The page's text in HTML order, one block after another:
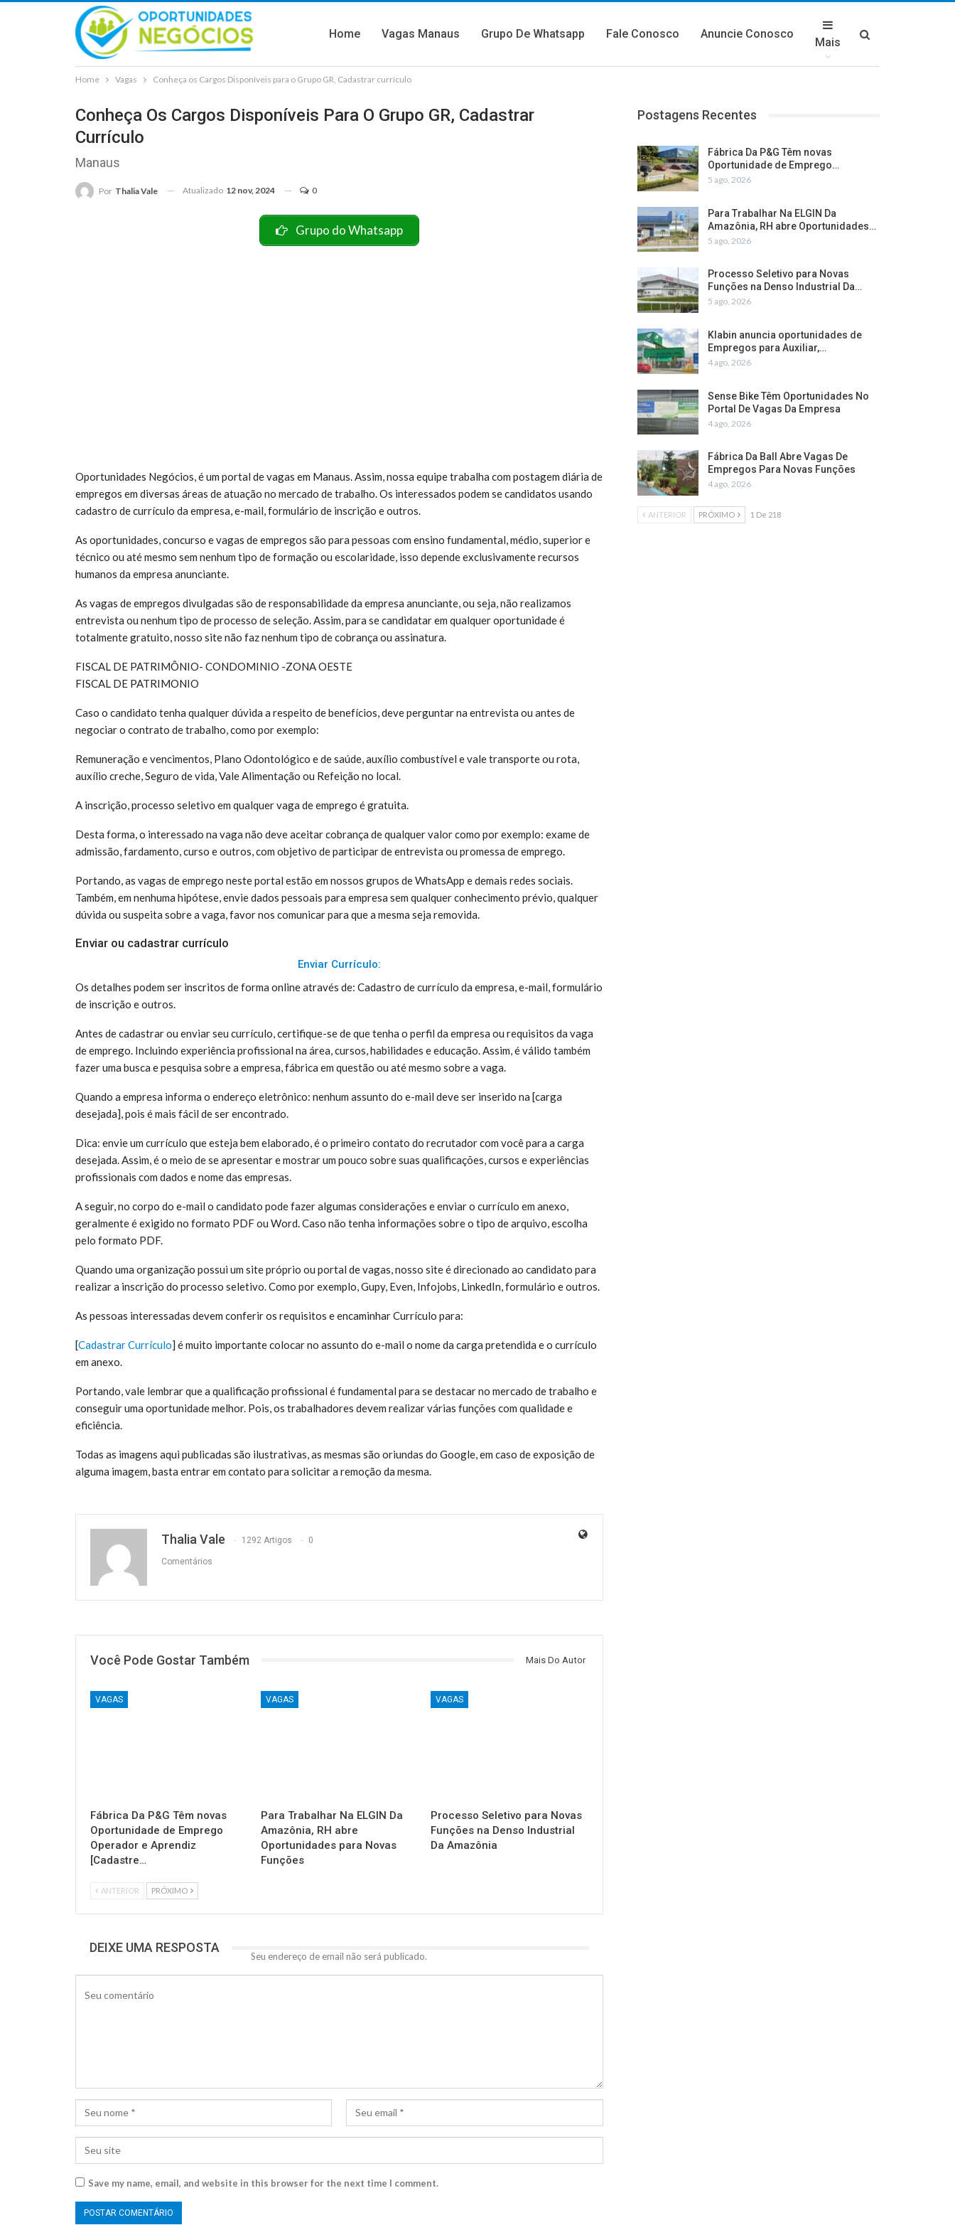
Home Vagas Manaus Grupo De Whatsapp Fale Conosco Anuncie Conosco
Mais
Home Vagas Conheça os Cargos Disponíveis para o Grupo GR, Cadastrar currículo
Conheça Os Cargos Disponíveis Para O Grupo GR, Cadastrar
Currículo
Manaus
Por Thalia Vale Atualizado 12 nov, 2024 0
Grupo do Whatsapp
Oportunidades Negócios, é um portal de vagas em Manaus. Assim, nossa equipe trabalha com postagem diária de
empregos em diversas áreas de atuação no mercado de trabalho. Os interessados podem se candidatos usando
cadastro de currículo da empresa, e-mail, formulário de inscrição e outros.
As oportunidades, concurso e vagas de empregos são para pessoas com ensino fundamental, médio, superior e
técnico ou até mesmo sem nenhum tipo de formação ou escolaridade, isso depende exclusivamente recursos
humanos da empresa anunciante.
As vagas de empregos divulgadas são de responsabilidade da empresa anunciante, ou seja, não realizamos
entrevista ou nenhum tipo de processo de seleção. Assim, para se candidatar em qualquer oportunidade é
totalmente gratuito, nosso site não faz nenhum tipo de cobrança ou assinatura.
FISCAL DE PATRIMÔNIO- CONDOMINIO -ZONA OESTE
FISCAL DE PATRIMONIO
Caso o candidato tenha qualquer dúvida a respeito de benefícios, deve perguntar na entrevista ou antes de
negociar o contrato de trabalho, como por exemplo:
Remuneração e vencimentos, Plano Odontológico e de saúde, auxílio combustível e vale transporte ou rota,
auxílio creche, Seguro de vida, Vale Alimentação ou Refeição no local.
A inscrição, processo seletivo em qualquer vaga de emprego é gratuita.
Desta forma, o interessado na vaga não deve aceitar cobrança de qualquer valor como por exemplo: exame de
admissão, fardamento, curso e outros, com objetivo de participar de entrevista ou promessa de emprego.
Portando, as vagas de emprego neste portal estão em nossos grupos de WhatsApp e demais redes sociais.
Também, em nenhuma hipótese, envie dados pessoais para empresa sem qualquer conhecimento prévio, qualquer
dúvida ou suspeita sobre a vaga, favor nos comunicar para que a mesma seja removida.
Enviar ou cadastrar currículo
Enviar Currículo:
Os detalhes podem ser inscritos de forma online através de: Cadastro de currículo da empresa, e-mail, formulário
de inscrição e outros.
Antes de cadastrar ou enviar seu currículo, certifique-se de que tenha o perfil da empresa ou requisitos da vaga
de emprego. Incluindo experiência profissional na área, cursos, habilidades e educação. Assim, é válido também
fazer uma busca e pesquisa sobre a empresa, fábrica em questão ou até mesmo sobre a vaga.
Quando a empresa informa o endereço eletrônico: nenhum assunto do e-mail deve ser inserido na [carga
desejada], pois é mais fácil de ser encontrado.
Dica: envie um currículo que esteja bem elaborado, é o primeiro contato do recrutador com você para a carga
desejada. Assim, é o meio de se apresentar e mostrar um pouco sobre suas qualificações, cursos e experiências
profissionais com dados e nome das empresas.
A seguir, no corpo do e-mail o candidato pode fazer algumas considerações e enviar o currículo em anexo,
geralmente é exigido no formato PDF ou Word. Caso não tenha informações sobre o tipo de arquivo, escolha
pelo formato PDF.
Quando uma organização possui um site próprio ou portal de vagas, nosso site é direcionado ao candidato para
realizar a inscrição do processo seletivo. Como por exemplo, Gupy, Even, Infojobs, LinkedIn, formulário e outros.
As pessoas interessadas devem conferir os requisitos e encaminhar Currículo para:
[Cadastrar Currículo] é muito importante colocar no assunto do e-mail o nome da carga pretendida e o currículo
em anexo.
Portando, vale lembrar que a qualificação profissional é fundamental para se destacar no mercado de trabalho e
conseguir uma oportunidade melhor. Pois, os trabalhadores devem realizar várias funções com qualidade e
eficiência.
Todas as imagens aqui publicadas são ilustrativas, as mesmas são oriundas do Google, em caso de exposição de
alguma imagem, basta entrar em contato para solicitar a remoção da mesma.
Thalia Vale 1292 Artigos 0
Comentários
Você Pode Gostar Também Mais Do Autor
VAGAS
Fábrica Da P&G Têm novas
Oportunidade de Emprego
Operador e Aprendiz
[Cadastre…
VAGAS
Para Trabalhar Na ELGIN Da
Amazônia, RH abre
Oportunidades para Novas
Funções
VAGAS
Processo Seletivo para Novas
Funções na Denso Industrial
Da Amazônia
ANTERIOR PRÓXIMO
DEIXE UMA RESPOSTA
Seu endereço de email não será publicado.
Save my name, email, and website in this browser for the next time I comment.
Postagens Recentes
Fábrica Da P&G Têm novas
Oportunidade de Emprego…
5 ago, 2026
Para Trabalhar Na ELGIN Da
Amazônia, RH abre Oportunidades…
5 ago, 2026
Processo Seletivo para Novas
Funções na Denso Industrial Da…
5 ago, 2026
Klabin anuncia oportunidades de
Empregos para Auxiliar,…
4 ago, 2026
Sense Bike Têm Oportunidades No
Portal De Vagas Da Empresa
4 ago, 2026
Fábrica Da Ball Abre Vagas De
Empregos Para Novas Funções
4 ago, 2026
ANTERIOR PRÓXIMO 1 De 218